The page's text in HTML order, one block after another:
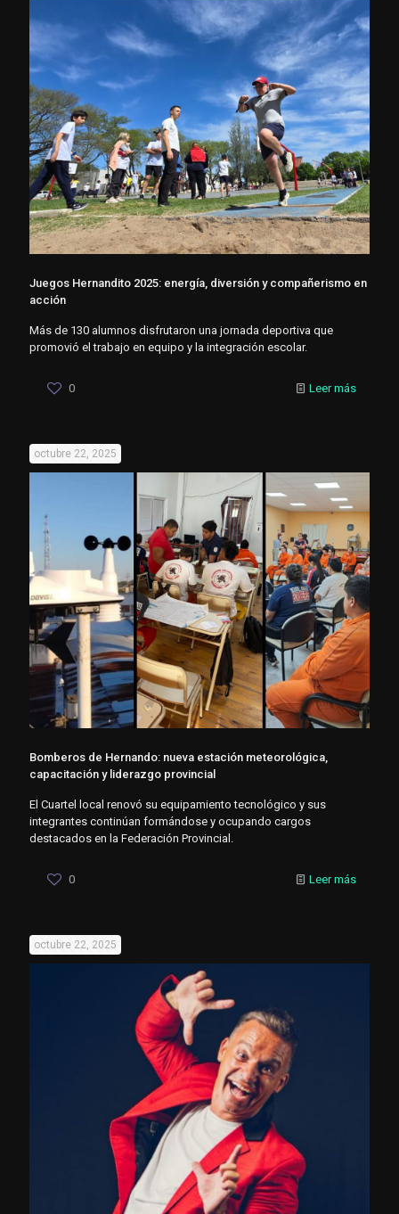
Juegos Hernandito 2025: energía, diversión y compañerismo en
acción
Más de 130 alumnos disfrutaron una jornada deportiva que
promovió el trabajo en equipo y la integración escolar.
0 Leer más
octubre 22, 2025
Bomberos de Hernando: nueva estación meteorológica,
capacitación y liderazgo provincial
El Cuartel local renovó su equipamiento tecnológico y sus
integrantes continúan formándose y ocupando cargos
destacados en la Federación Provincial.
0 Leer más
octubre 22, 2025